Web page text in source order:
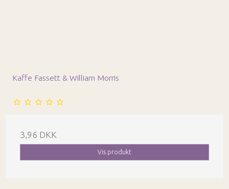
Kaffe Fassett & William Morris
3,96 DKK
Vis produkt